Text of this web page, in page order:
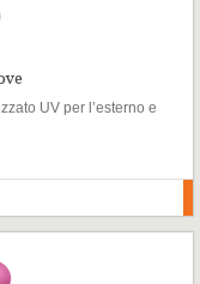
UV per l’esterno e